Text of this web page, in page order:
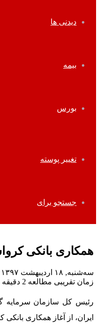
دیدنی ها
بیمه
بورس
تغییر پوسته
جستجو برای
همکاری بانکی
سه‌شنبه, ۱۸ اردیبهشت ۱۳۹۷
زمان تقریبی مطالعه 2 دقیقه
رئیس کل سازمان سرمایه
ایران، از آغاز همکاری